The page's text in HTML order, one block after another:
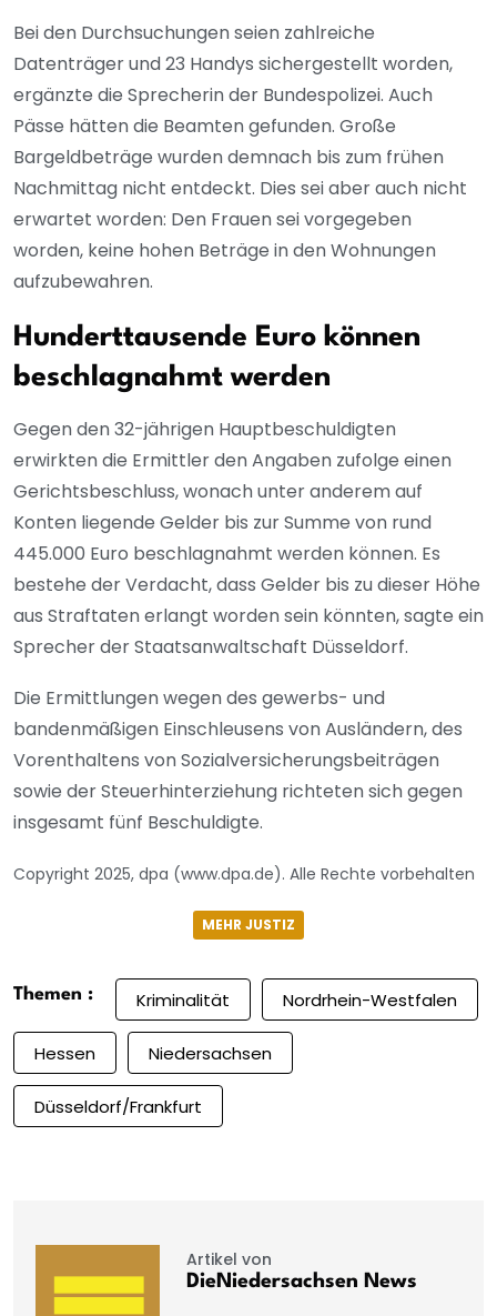
Bei den Durchsuchungen seien zahlreiche
Datenträger und 23 Handys sichergestellt worden,
ergänzte die Sprecherin der Bundespolizei. Auch
Pässe hätten die Beamten gefunden. Große
Bargeldbeträge wurden demnach bis zum frühen
Nachmittag nicht entdeckt. Dies sei aber auch nicht
erwartet worden: Den Frauen sei vorgegeben
worden, keine hohen Beträge in den Wohnungen
aufzubewahren.
Hunderttausende Euro können
beschlagnahmt werden
Gegen den 32-jährigen Hauptbeschuldigten
erwirkten die Ermittler den Angaben zufolge einen
Gerichtsbeschluss, wonach unter anderem auf
Konten liegende Gelder bis zur Summe von rund
445.000 Euro beschlagnahmt werden können. Es
bestehe der Verdacht, dass Gelder bis zu dieser Höhe
aus Straftaten erlangt worden sein könnten, sagte ein
Sprecher der Staatsanwaltschaft Düsseldorf.
Die Ermittlungen wegen des gewerbs- und
bandenmäßigen Einschleusens von Ausländern, des
Vorenthaltens von Sozialversicherungsbeiträgen
sowie der Steuerhinterziehung richteten sich gegen
insgesamt fünf Beschuldigte.
Copyright 2025, dpa (www.dpa.de). Alle Rechte vorbehalten
MEHR JUSTIZ
Themen : Kriminalität Nordrhein-Westfalen
Hessen Niedersachsen
Düsseldorf/Frankfurt
Artikel von
DieNiedersachsen News